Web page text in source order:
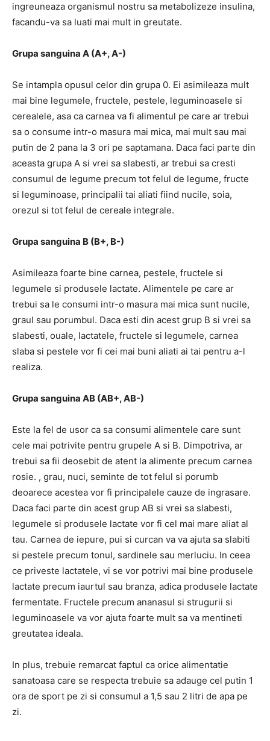
ingreuneaza organismul nostru sa metabolizeze insulina,
facandu-va sa luati mai mult in greutate.
Grupa sanguina A (A+, A-)
Se intampla opusul celor din grupa 0. Ei asimileaza mult
mai bine legumele, fructele, pestele, leguminoasele si
cerealele, asa ca carnea va fi alimentul pe care ar trebui
sa o consume intr-o masura mai mica, mai mult sau mai
putin de 2 pana la 3 ori pe saptamana. Daca faci parte din
aceasta grupa A si vrei sa slabesti, ar trebui sa cresti
consumul de legume precum tot felul de legume, fructe
si leguminoase, principalii tai aliati fiind nucile, soia,
orezul si tot felul de cereale integrale.
Grupa sanguina B (B+, B-)
Asimileaza foarte bine carnea, pestele, fructele si
legumele si produsele lactate. Alimentele pe care ar
trebui sa le consumi intr-o masura mai mica sunt nucile,
graul sau porumbul. Daca esti din acest grup B si vrei sa
slabesti, ouale, lactatele, fructele si legumele, carnea
slaba si pestele vor fi cei mai buni aliati ai tai pentru a-l
realiza.
Grupa sanguina AB (AB+, AB-)
Este la fel de usor ca sa consumi alimentele care sunt
cele mai potrivite pentru grupele A si B. Dimpotriva, ar
trebui sa fii deosebit de atent la alimente precum carnea
rosie. , grau, nuci, seminte de tot felul si porumb
deoarece acestea vor fi principalele cauze de ingrasare.
Daca faci parte din acest grup AB si vrei sa slabesti,
legumele si produsele lactate vor fi cel mai mare aliat al
tau. Carnea de iepure, pui si curcan va va ajuta sa slabiti
si pestele precum tonul, sardinele sau merluciu. In ceea
ce priveste lactatele, vi se vor potrivi mai bine produsele
lactate precum iaurtul sau branza, adica produsele lactate
fermentate. Fructele precum ananasul si strugurii si
leguminoasele va vor ajuta foarte mult sa va mentineti
greutatea ideala.
In plus, trebuie remarcat faptul ca orice alimentatie
sanatoasa care se respecta trebuie sa adauge cel putin 1
ora de sport pe zi si consumul a 1,5 sau 2 litri de apa pe
zi.